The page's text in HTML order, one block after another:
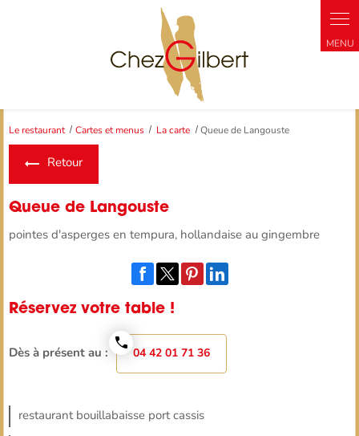
Le restaurant Cartes et menus La carte Queue de Langouste
Retour
Queue de Langouste
pointes d'asperges en tempura, hollandaise au gingembre
Réservez votre table !
Dès à présent au : 04 42 01 71 36
restaurant bouillabaisse port cassis
Panneau de gestion des cookies